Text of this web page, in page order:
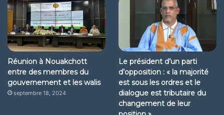
Réunion à Nouakchott
entre des membres du
gouvernement et les walis
septembre 18, 2024
Le président d’un parti
d’opposition : « la majorité
est sous les ordres et le
dialogue est tributaire du
changement de leur